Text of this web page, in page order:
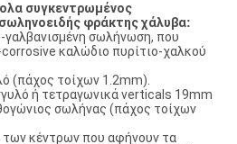
συγκεντρωμένος
φράκτης χάλυβα:
γαλβανισμένη σωλήνωση, που
καλώδιο πυρίτιο-χαλκού
(πάχος τοίχων 1.2mm).
ή τετραγωνικά verticals 19mm
σωλήνας (πάχος τοίχων
κέντρων που αφήνουν τα